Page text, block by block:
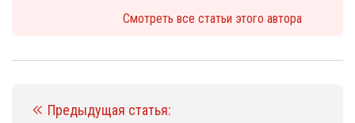
Смотреть все статьи этого автора
Предыдущая статья: